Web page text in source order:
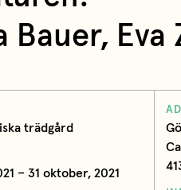
Bauer, Eva
trädgård
– 31 oktober, 2021